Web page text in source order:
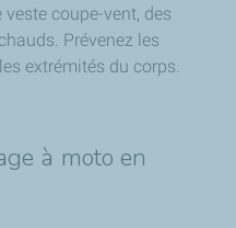
veste coupe-vent, des
Prévenez les
extrémités du corps.
à moto en